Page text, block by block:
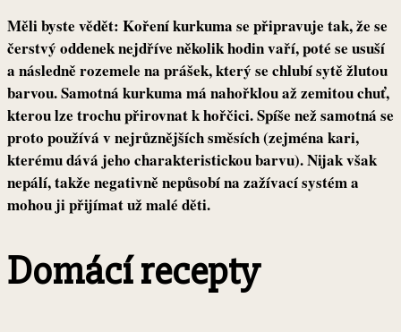
Měli byste vědět: Koření kurkuma se připravuje tak, že se
čerstvý oddenek nejdříve několik hodin vaří, poté se usuší
a následně rozemele na prášek, který se chlubí sytě žlutou
barvou. Samotná kurkuma má nahořklou až zemitou chuť,
kterou lze trochu přirovnat k hořčici. Spíše než samotná se
proto používá v nejrůznějších směsích (zejména kari,
kterému dává jeho charakteristickou barvu). Nijak však
nepálí, takže negativně nepůsobí na zažívací systém a
mohou ji přijímat už malé děti.
Domácí recepty